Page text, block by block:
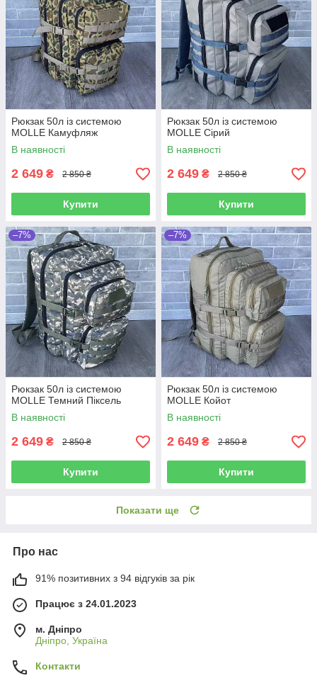
Рюкзак 50л із системою
MOLLE Камуфляж
В наявності
2 649 ₴ 2 850 ₴
Купити
Рюкзак 50л із системою
MOLLE Сірий
В наявності
2 649 ₴ 2 850 ₴
Купити
–7%
Рюкзак 50л із системою
MOLLE Темний Піксель
В наявності
2 649 ₴ 2 850 ₴
Купити
–7%
Рюкзак 50л із системою
MOLLE Койот
В наявності
2 649 ₴ 2 850 ₴
Купити
Показати ще
Про нас
91% позитивних з 94 відгуків за рік
Працює з 24.01.2023
м. Дніпро
Дніпро, Україна
Контакти